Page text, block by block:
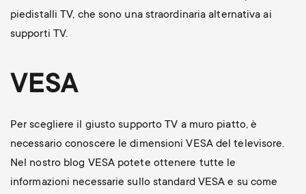
piedistalli TV, che sono una straordinaria alternativa ai
supporti TV.
VESA
Per scegliere il giusto supporto TV a muro piatto, è
necessario conoscere le dimensioni VESA del televisore.
Nel nostro blog VESA potete ottenere tutte le
informazioni necessarie sullo standard VESA e su come